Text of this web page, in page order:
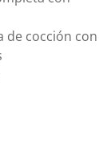
de cocción